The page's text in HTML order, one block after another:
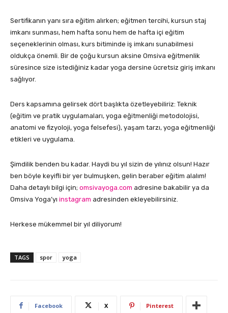
Sertifikanın yanı sıra eğitim alırken; eğitmen tercihi, kursun staj
imkanı sunması, hem hafta sonu hem de hafta içi eğitim
seçeneklerinin olması, kurs bitiminde iş imkanı sunabilmesi
oldukça önemli. Bir de çoğu kursun aksine Omsiva eğitmenlik
süresince size istediğiniz kadar yoga dersine ücretsiz giriş imkanı
sağlıyor.
Ders kapsamına gelirsek dört başlıkta özetleyebiliriz: Teknik
(eğitim ve pratik uygulamaları, yoga eğitmenliği metodolojisi,
anatomi ve fizyoloji, yoga felsefesi), yaşam tarzı, yoga eğitmenliği
etikleri ve uygulama.
Şimdilik benden bu kadar. Haydi bu yıl sizin de yılınız olsun! Hazır
ben böyle keyifli bir yer bulmuşken, gelin beraber eğitim alalım!
Daha detaylı bilgi için; omsivayoga.com adresine bakabilir ya da
Omsiva Yoga’yı instagram adresinden ekleyebilirsiniz.
Herkese mükemmel bir yıl diliyorum!
TAGS spor yoga
Facebook X Pinterest